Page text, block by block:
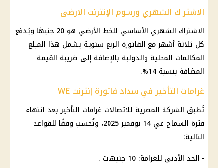
الاشتراك الشهري ورسوم الإنترنت الارضى
الاشتراك الشهري الأساسي للخط الأرضي هو 20 جنيهًا ويُدفع
كل ثلاثة أشهر مع الفاتورة الربع سنوية يشمل هذا المبلغ
المكالمات المحلية والدولية بالإضافة إلى ضريبة القيمة
المضافة بنسبة 14%.
غرامات التأخير في سداد فاتورة إنترنت WE
تُطبق الشركة المصرية للاتصالات غرامات التأخير بعد انتهاء
فترة السماح في 14 نوفمبر 2025، وتُحسب وفقًا للقواعد
التالية:
- الحد الأدنى للغرامة: 10 جنيهات .